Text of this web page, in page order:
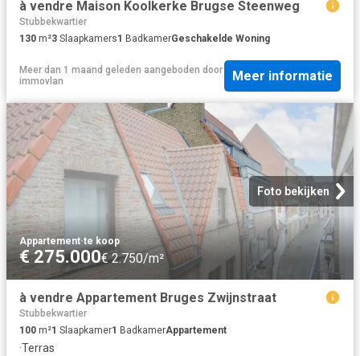
à vendre Maison Koolkerke Brugse Steenweg
Stubbekwartier
130 m²3 Slaapkamers1 BadkamerGeschakelde Woning
Meer dan 1 maand geleden aangeboden door
immovlan
Meer informatie
Foto bekijken
Appartement·te koop
€ 275.000€ 2.750/m²
à vendre Appartement Bruges Zwijnstraat
Stubbekwartier
100 m²1 Slaapkamer1 BadkamerAppartement
·Terras